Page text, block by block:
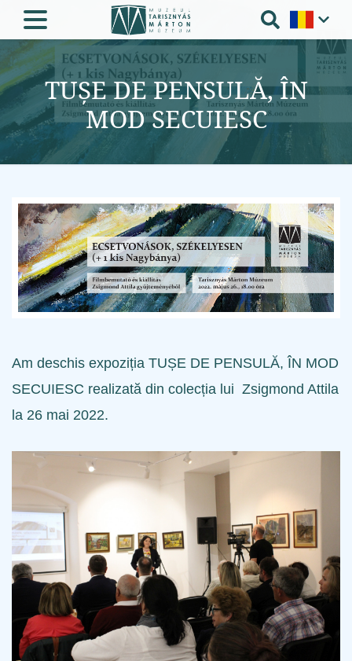
TUȘE DE PENSULĂ, ÎN
MOD SECUIESC
Am deschis expoziția TUȘE DE PENSULĂ, ÎN MOD
SECUIESC realizată din colecția lui Zsigmond Attila
la 26 mai 2022.